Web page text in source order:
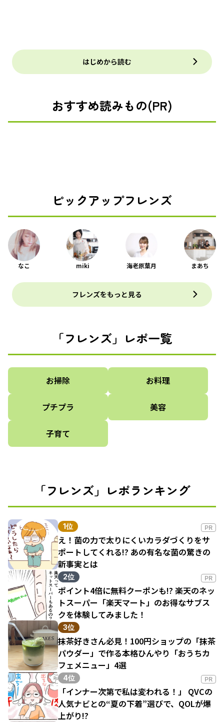
はじめから読む
おすすめ読みもの(PR)
ピックアップフレンズ
なこ miki 海老原葉月 まあち
フレンズをもっと見る
「フレンズ」レポ一覧
お掃除 お料理
プチプラ 美容
子育て
「フレンズ」レポランキング
1位 PR
え！菌の力で太りにくいカラダづくりをサ
ポートしてくれる!? あの有名な菌の驚きの
新事実とは
2位 PR
ポイント4倍に無料クーポンも!? 楽天のネッ
トスーパー「楽天マート」のお得なサブス
クを体験してみました！
3位
抹茶好きさん必見！100円ショップの「抹茶
パウダー」で作る本格ひんやり「おうちカ
フェメニュー」4選
4位 PR
「インナー次第で私は変われる！」 QVCの
人気ナビとの“夏の下着”選びで、QOLが爆
上がり!?